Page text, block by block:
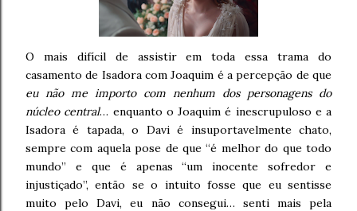
O mais difícil de assistir em toda essa trama do
casamento de Isadora com Joaquim é a percepção de que
eu não me importo com nenhum dos personagens do
núcleo central… enquanto o Joaquim é inescrupuloso e a
Isadora é tapada, o Davi é insuportavelmente chato,
sempre com aquela pose de que “é melhor do que todo
mundo” e que é apenas “um inocente sofredor e
injustiçado”, então se o intuito fosse que eu sentisse
muito pelo Davi, eu não consegui… senti mais pela